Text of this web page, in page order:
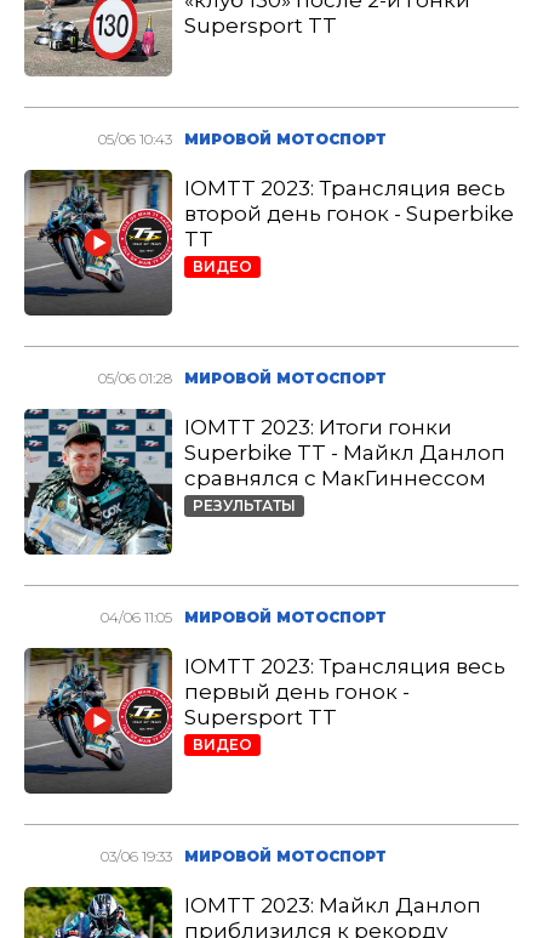
Supersport TT
05/06 10:43 МИРОВОЙ МОТОСПОРТ
IOMTT 2023: Трансляция весь
второй день гонок - Superbike
TT
ВИДЕО
05/06 01:28 МИРОВОЙ МОТОСПОРТ
IOMTT 2023: Итоги гонки
Superbike TT - Майкл Данлоп
сравнялся с МакГиннессом
РЕЗУЛЬТАТЫ
04/06 11:05 МИРОВОЙ МОТОСПОРТ
IOMTT 2023: Трансляция весь
первый день гонок -
Supersport TT
ВИДЕО
03/06 19:33 МИРОВОЙ МОТОСПОРТ
IOMTT 2023: Майкл Данлоп
приблизился к рекорду